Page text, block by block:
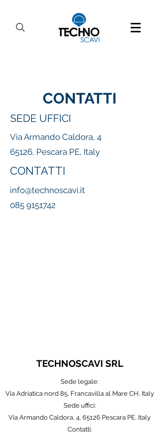
CONTATTI
SEDE UFFICI
Via Armando Caldora, 4
65126, Pescara PE, Italy
CONTATTI
info@technoscavi.it
085 9151742
TECHNOSCAVI SRL
Sede legale:
Via Adriatica nord 85, Francavilla al Mare CH, Italy
Sede uffici:
Via Armando Caldora, 4, 65126 Pescara PE, Italy
Contatti: